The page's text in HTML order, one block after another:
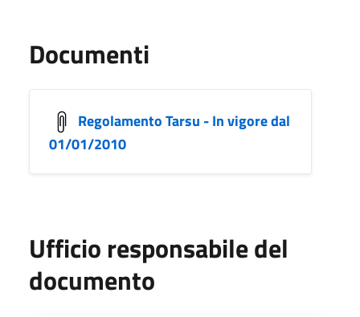
Documenti
Regolamento Tarsu - In vigore dal
01/01/2010
Ufficio responsabile del
documento